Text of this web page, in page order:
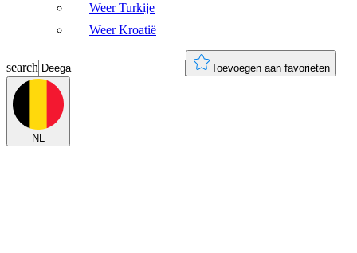
Weer Turkije
Weer Kroatië
search Toevoegen aan favorieten
NL